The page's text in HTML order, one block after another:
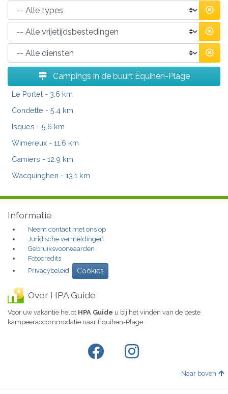
Campings in de buurt Équihen-Plage
Le Portel - 3.6 km
Condette - 5.4 km
Isques - 5.6 km
Wimereux - 11.6 km
Camiers - 12.9 km
Wacquinghen - 13.1 km
Informatie
Neem contact met ons op
Juridische vermeldingen
Gebruiksvoorwaarden
Fotocredits
Privacybeleid
Cookies
Over HPA Guide
Voor uw vakantie helpt HPA Guide u bij het vinden van de beste
kampeeraccommodatie naar Équihen-Plage
Naar boven